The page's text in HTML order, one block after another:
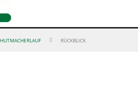
HUTMACHERLAUF RÜCKBLICK